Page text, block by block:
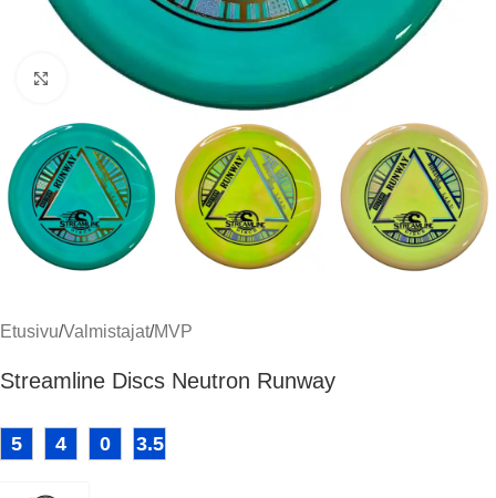
Klikkaa suuremmaksi
Etusivu/Valmistajat/MVP
Streamline Discs Neutron Runway
5 4 0 3.5